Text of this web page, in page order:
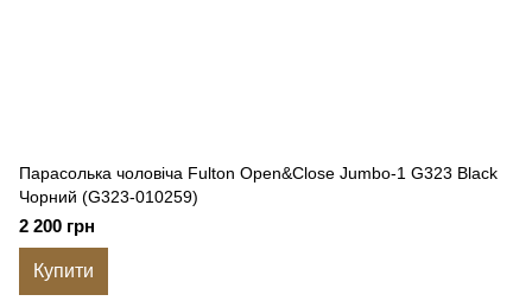
Парасолька чоловіча Fulton Open&Close Jumbo-1 G323 Black
Чорний (G323-010259)
2 200 грн
Купити